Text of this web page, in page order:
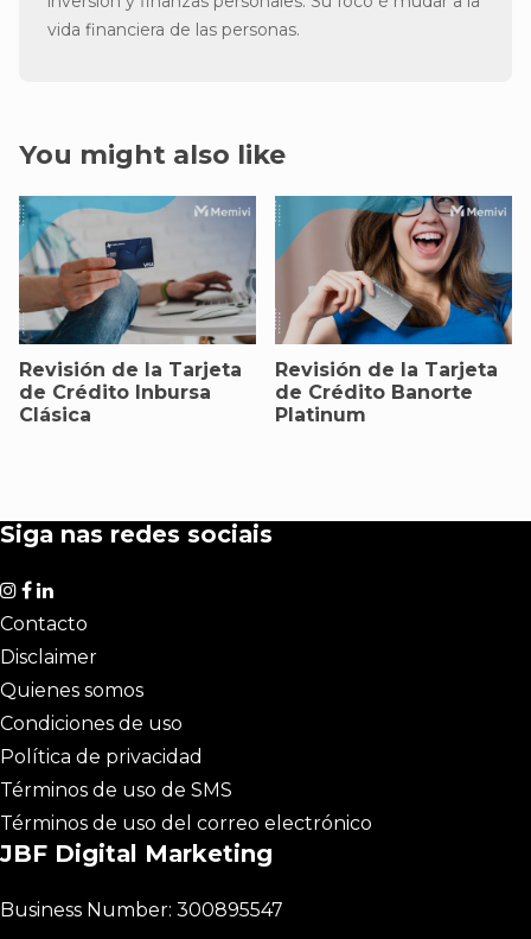
vida financiera de las personas.
You might also like
Revisión de la Tarjeta
de Crédito Inbursa
Clásica
Revisión de la Tarjeta
de Crédito Banorte
Platinum
Siga nas redes sociais
Contacto
Disclaimer
Quienes somos
Condiciones de uso
Política de privacidad
Términos de uso de SMS
Términos de uso del correo electrónico
JBF Digital Marketing
Business Number: 300895547